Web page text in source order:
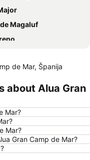
Magaluf
de Mar, Španija
about Alua Gran
Mar?
Mar?
Gran Camp de Mar?